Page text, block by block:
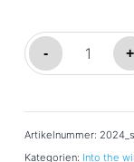
-
Menge
+
Artikelnummer:
Kategorien: Into the